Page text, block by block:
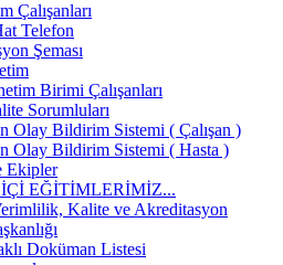
Çalışanları
Telefon
Şeması
Birimi Çalışanları
Sorumluları
Olay Bildirim Sistemi ( Çalışan )
Olay Bildirim Sistemi ( Hasta )
Ekipler
EĞİTİMLERİMİZ...
Kalite ve Akreditasyon
Doküman Listesi